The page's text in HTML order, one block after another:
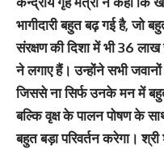
भागीदारी बहुत बढ़ गई है, जो
संरक्षण की दिशा में भी 36 लाख
ने लगाए हैं। उन्होंने सभी
जिससे ना सिर्फ उनके मन में
बल्कि वृक्ष के पालन पोषण के
बहुत बड़ा परिवर्तन करेगा।